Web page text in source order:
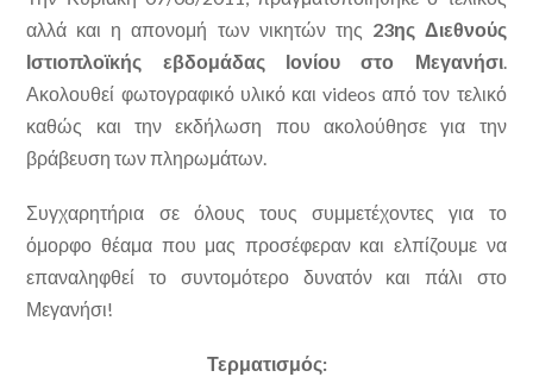
αλλά και η απονομή των νικητών της 23ης Διεθνούς
Ιστιοπλοϊκής εβδομάδας Ιονίου στο Μεγανήσι.
Ακολουθεί φωτογραφικό υλικό και videos από τον τελικό
καθώς και την εκδήλωση που ακολούθησε για την
βράβευση των πληρωμάτων.
Συγχαρητήρια σε όλους τους συμμετέχοντες για το
όμορφο θέαμα που μας προσέφεραν και ελπίζουμε να
επαναληφθεί το συντομότερο δυνατόν και πάλι στο
Μεγανήσι!
Τερματισμός: